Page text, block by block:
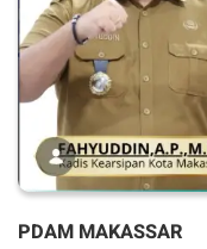
PDAM MAKASSAR